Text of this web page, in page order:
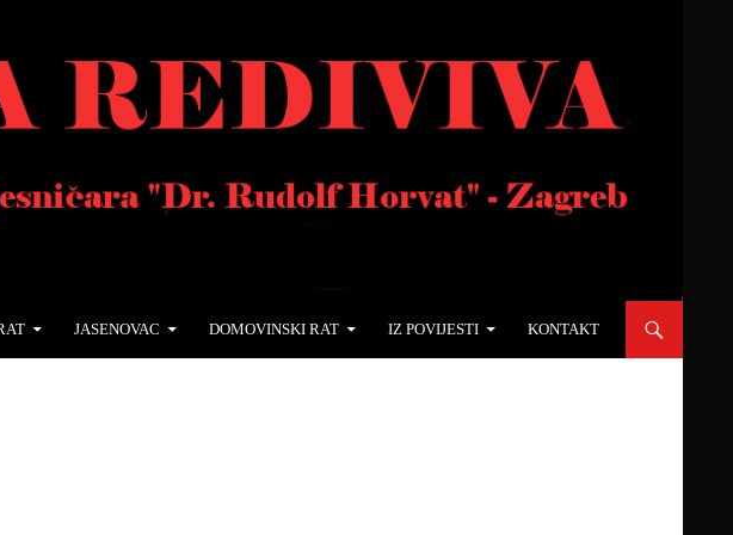
JASENOVAC DOMOVINSKI RAT IZ POVIJESTI KONTAKT